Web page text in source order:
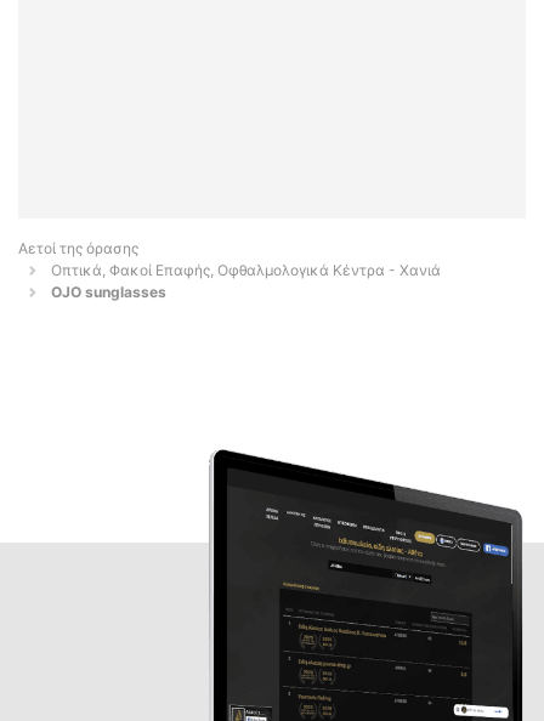
Αετοί της όρασης
Οπτικά, Φακοί Επαφής, Οφθαλμολογικά Κέντρα - Χανιά
OJO sunglasses